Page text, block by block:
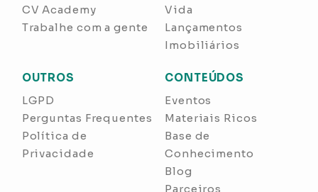
CV Academy
Trabalhe com a gente
Vida
Lançamentos
Imobiliários
OUTROS
LGPD
Perguntas Frequentes
Política de
Privacidade
CONTEÚDOS
Eventos
Materiais Ricos
Base de
Conhecimento
Blog
Parceiros